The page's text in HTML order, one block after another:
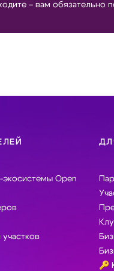
– вам обязательно
экосистемы Open
🔑